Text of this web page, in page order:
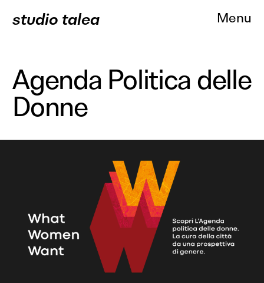
studio talea Menu
About
Progetti
Comunicazione
Clienti
Contatti
Agenda Politica delle
Donne